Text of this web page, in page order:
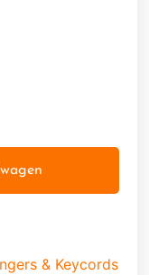
& Keycords